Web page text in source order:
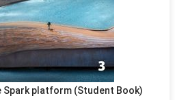
Spark platform (Student Book)